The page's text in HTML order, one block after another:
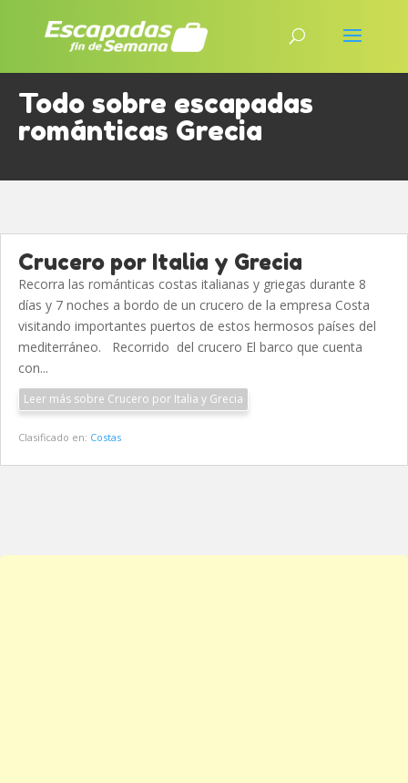
Todo sobre escapadas
románticas Grecia
Crucero por Italia y Grecia
Recorra las románticas costas italianas y griegas durante 8
días y 7 noches a bordo de un crucero de la empresa Costa
visitando importantes puertos de estos hermosos países del
mediterráneo. Recorrido del crucero El barco que cuenta
con...
Leer más sobre Crucero por Italia y Grecia
Clasificado en: Costas